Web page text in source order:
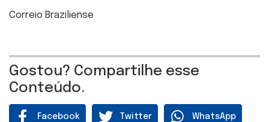
Correio Braziliense
Gostou? Compartilhe esse
Conteúdo.
Facebook Twitter WhatsApp